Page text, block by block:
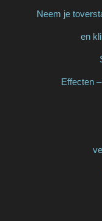
Neem je
en
Effecten